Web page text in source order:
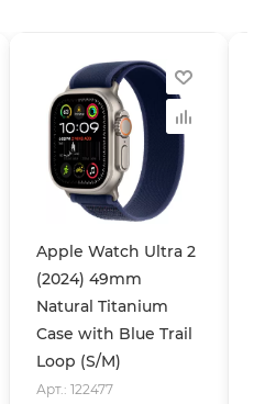
Apple Watch Ultra 2
(2024) 49mm
Natural Titanium
Case with Blue Trail
Loop (S/M)
Арт.: 122477